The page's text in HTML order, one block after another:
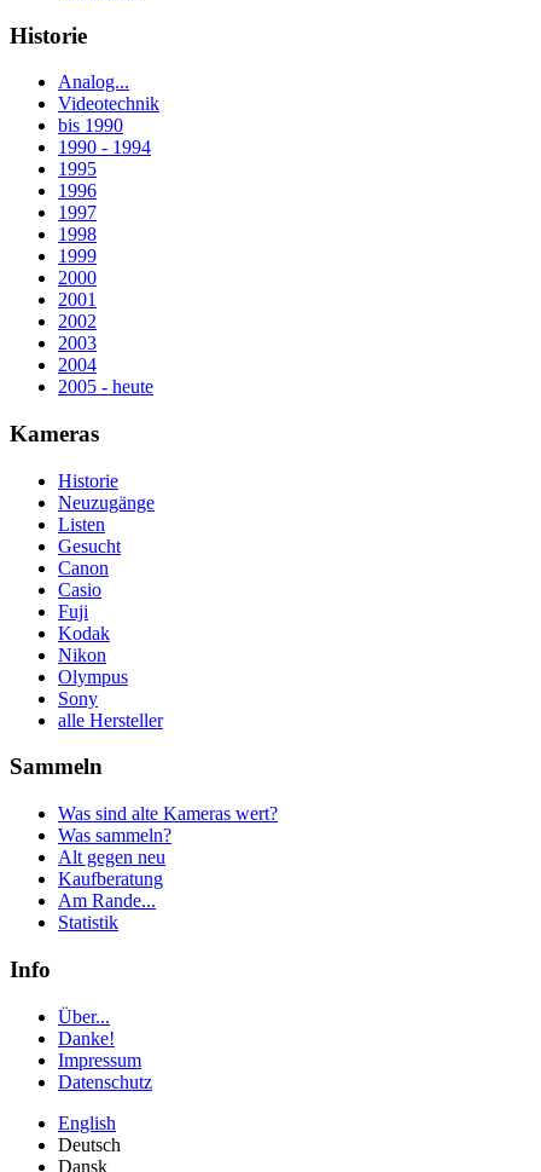
Historie
Analog...
Videotechnik
bis 1990
1990 - 1994
1995
1996
1997
1998
1999
2000
2001
2002
2003
2004
2005 - heute
Kameras
Historie
Neuzugänge
Listen
Gesucht
Canon
Casio
Fuji
Kodak
Nikon
Olympus
Sony
alle Hersteller
Sammeln
Was sind alte Kameras wert?
Was sammeln?
Alt gegen neu
Kaufberatung
Am Rande...
Statistik
Info
Über...
Danke!
Impressum
Datenschutz
English
Deutsch
Dansk